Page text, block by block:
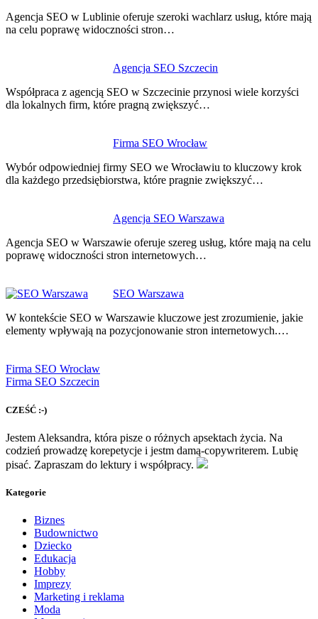
Agencja SEO w Lublinie oferuje szeroki wachlarz usług, które mają
na celu poprawę widoczności stron…
Agencja SEO Szczecin
Współpraca z agencją SEO w Szczecinie przynosi wiele korzyści
dla lokalnych firm, które pragną zwiększyć…
Firma SEO Wrocław
Wybór odpowiedniej firmy SEO we Wrocławiu to kluczowy krok
dla każdego przedsiębiorstwa, które pragnie zwiększyć…
Agencja SEO Warszawa
Agencja SEO w Warszawie oferuje szereg usług, które mają na celu
poprawę widoczności stron internetowych…
SEO Warszawa
W kontekście SEO w Warszawie kluczowe jest zrozumienie, jakie
elementy wpływają na pozycjonowanie stron internetowych.…
wpisu
Firma SEO Wrocław
Firma SEO Szczecin
CZEŚĆ :-)
Jestem Aleksandra, która pisze o różnych apsektach życia. Na
codzień prowadzę korepetycje i jestm damą-copywriterem. Lubię
pisać. Zapraszam do lektury i współpracy.
Kategorie
Biznes
Budownictwo
Dziecko
Edukacja
Hobby
Imprezy
Marketing i reklama
Moda